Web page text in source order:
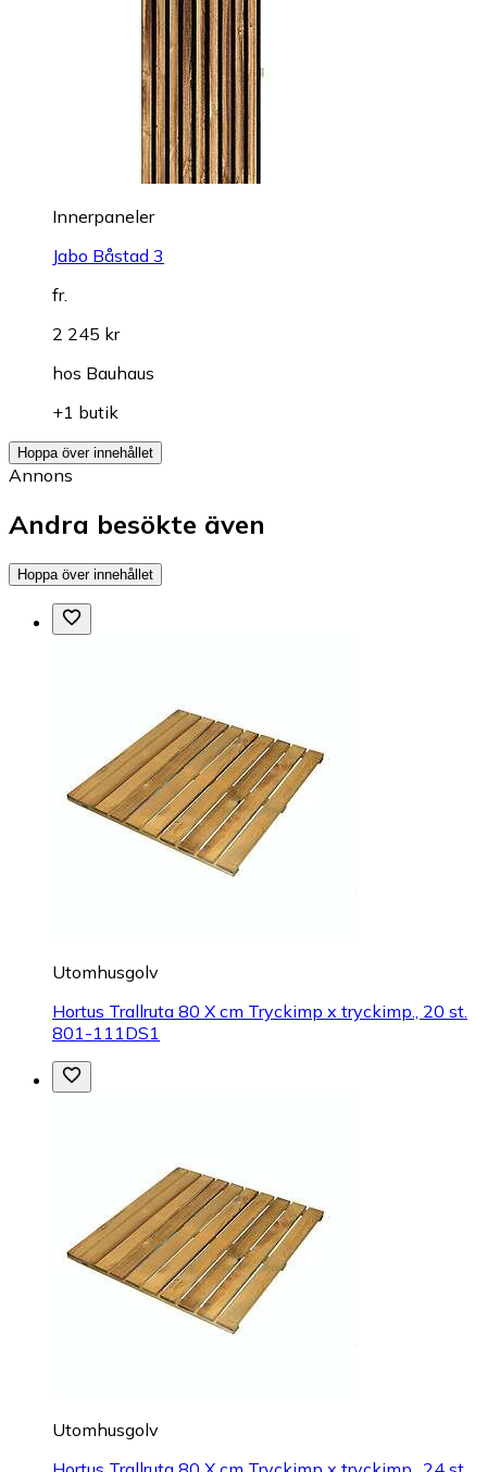
Innerpaneler
Jabo Båstad 3
fr.
2 245 kr
hos Bauhaus
+1 butik
Hoppa över innehållet
Annons
Andra besökte även
Hoppa över innehållet
Utomhusgolv
Hortus Trallruta 80 X cm Tryckimp x tryckimp., 20 st.
801-111DS1
Utomhusgolv